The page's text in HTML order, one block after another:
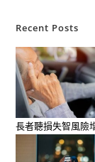
Recent Posts
長者聽損失智風